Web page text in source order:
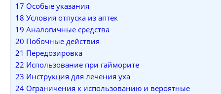
17 Особые указания
18 Условия отпуска из аптек
19 Аналогичные средства
20 Побочные действия
21 Передозировка
22 Использование при гайморите
23 Инструкция для лечения уха
24 Ограничения к использованию и вероятные